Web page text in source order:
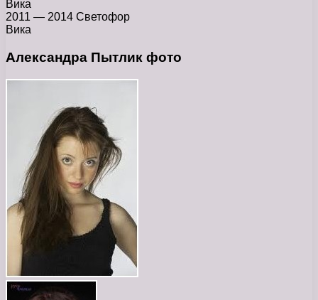
Вика
2011 — 2014 Светофор
Вика
Александра Пытлик фото